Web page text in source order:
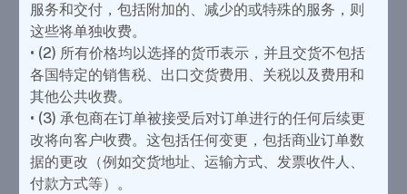
服务和交付，包括附加的、减少的或特殊的服务，则
这些将单独收费。
• (2) 所有价格均以选择的货币表示，并且交货不包括
各国特定的销售税、出口交货费用、关税以及费用和
其他公共收费。
• (3) 承包商在订单被接受后对订单进行的任何后续更
改将向客户收费。这包括任何变更，包括商业订单数
据的更改（例如交货地址、运输方式、发票收件人、
付款方式等）。